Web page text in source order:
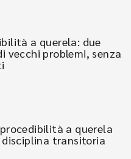
a querela: due
vecchi problemi, senza
a querela
transitoria